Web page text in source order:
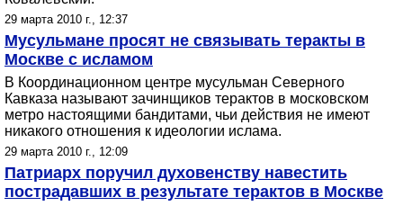
29 марта 2010 г., 12:37
Мусульмане просят не связывать теракты в
Москве с исламом
В Координационном центре мусульман Северного
Кавказа называют зачинщиков терактов в московском
метро настоящими бандитами, чьи действия не имеют
никакого отношения к идеологии ислама.
29 марта 2010 г., 12:09
Патриарх поручил духовенству навестить
пострадавших в результате терактов в Москве